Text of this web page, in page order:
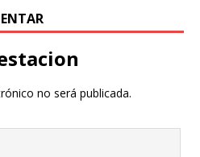
no será publicada.